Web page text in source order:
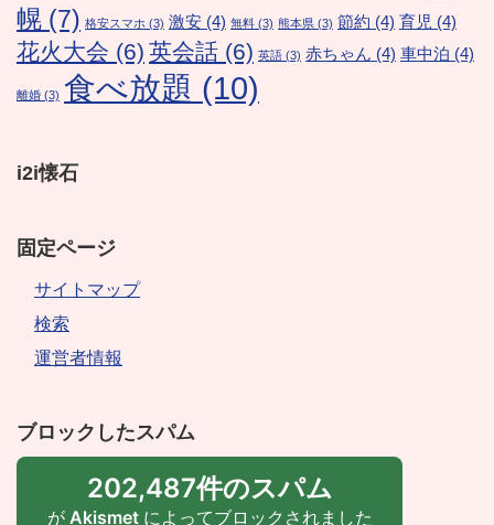
幌 (7) 格安スマホ (3) 激安 (4) 無料 (3) 熊本県 (3) 節約 (4) 育児 (4)
花火大会 (6) 英会話 (6) 英語 (3) 赤ちゃん (4) 車中泊 (4)
離婚 (3) 食べ放題 (10)
i2i懐石
固定ページ
サイトマップ
検索
運営者情報
ブロックしたスパム
202,487件のスパム
が Akismetによってブロックされました